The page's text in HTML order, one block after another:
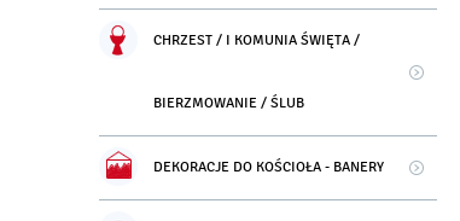
CHRZEST / I KOMUNIA ŚWIĘTA /
BIERZMOWANIE / ŚLUB
DEKORACJE DO KOŚCIOŁA - BANERY